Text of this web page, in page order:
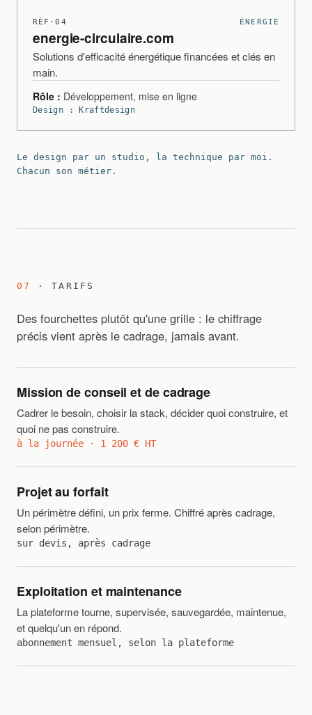
RÉF-04 ÉNERGIE
energie-circulaire.com
Solutions d'efficacité énergétique financées et clés en
main.
Rôle : Développement, mise en ligne
Design : Kraftdesign
Le design par un studio, la technique par moi.
Chacun son métier.
07 · TARIFS
Des fourchettes plutôt qu'une grille : le chiffrage
précis vient après le cadrage, jamais avant.
Mission de conseil et de cadrage
Cadrer le besoin, choisir la stack, décider quoi construire, et
quoi ne pas construire.
à la journée · 1 200 € HT
Projet au forfait
Un périmètre défini, un prix ferme. Chiffré après cadrage,
selon périmètre.
sur devis, après cadrage
Exploitation et maintenance
La plateforme tourne, supervisée, sauvegardée, maintenue,
et quelqu'un en répond.
abonnement mensuel, selon la plateforme